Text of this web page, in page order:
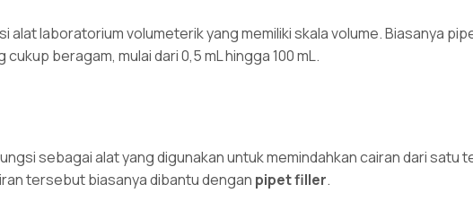
alat laboratorium volumeterik yang memiliki skala volume. Biasanya
beragam, mulai dari 0,5 mL hingga 100 mL.
sebagai alat yang digunakan untuk memindahkan cairan dari satu
tersebut biasanya dibantu dengan pipet filler.